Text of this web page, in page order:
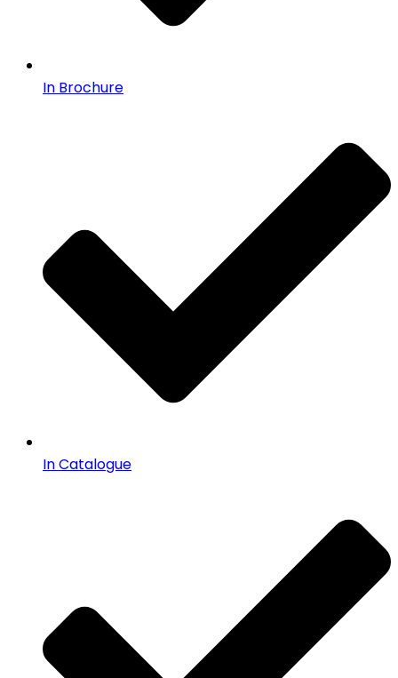
In Brochure
In Catalogue